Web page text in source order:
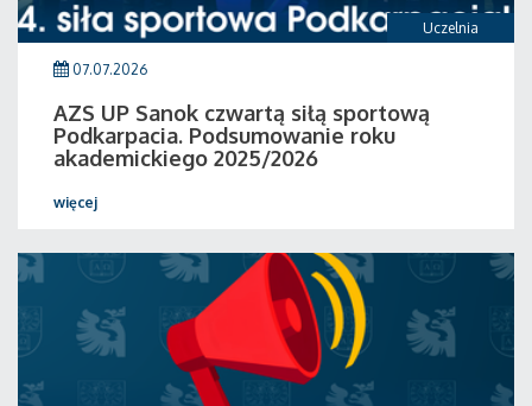
Uczelnia
07.07.2026
AZS UP Sanok czwartą siłą sportową
Podkarpacia. Podsumowanie roku
akademickiego 2025/2026
więcej